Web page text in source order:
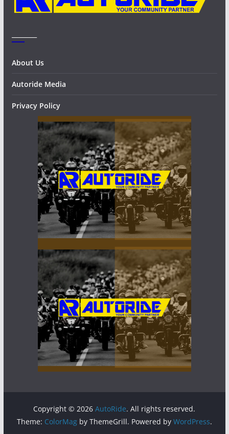
About Us
Autoride Media
Privacy Policy
Copyright © 2026AutoRide. All rights reserved.
Theme: ColorMagby ThemeGrill. Powered by WordPress.